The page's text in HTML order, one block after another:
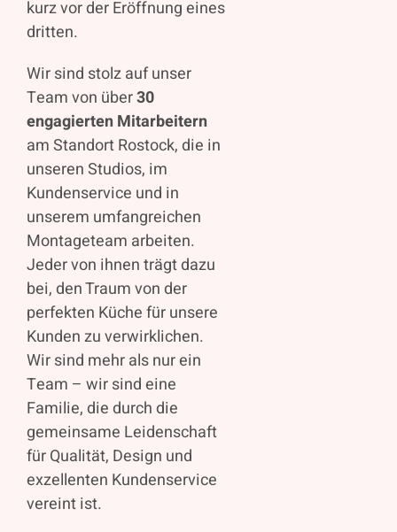
kurz vor der Eröffnung eines
dritten.
Wir sind stolz auf unser
Team von über30
engagierten Mitarbeitern
am Standort Rostock, die in
unseren Studios, im
Kundenservice und in
unserem umfangreichen
Montageteam arbeiten.
Jeder von ihnen trägt dazu
bei, den Traum von der
perfekten Küche für unsere
Kunden zu verwirklichen.
Wir sind mehr als nur ein
Team – wir sind eine
Familie, die durch die
gemeinsame Leidenschaft
für Qualität, Design und
exzellenten Kundenservice
vereint ist.